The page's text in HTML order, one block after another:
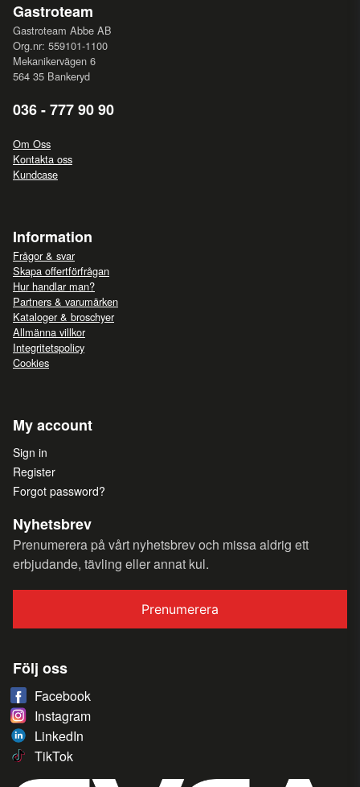
Gastroteam
Gastroteam Abbe AB
Org.nr: 559101-1100
Mekanikervägen 6
564 35 Bankeryd
036 - 777 90 90
Om Oss
Kontakta oss
Kundcase
Information
Frågor & svar
Skapa offertförfrågan
Hur handlar man?
Partners & varumärken
Kataloger & broschyer
Allmänna villkor
Integritetspolicy
Cookies
My account
Sign in
Register
Forgot password?
Nyhetsbrev
Prenumerera på vårt nyhetsbrev och missa aldrig ett
erbjudande, tävling eller annat kul.
Prenumerera
Följ oss
Facebook
Instagram
LinkedIn
TikTok